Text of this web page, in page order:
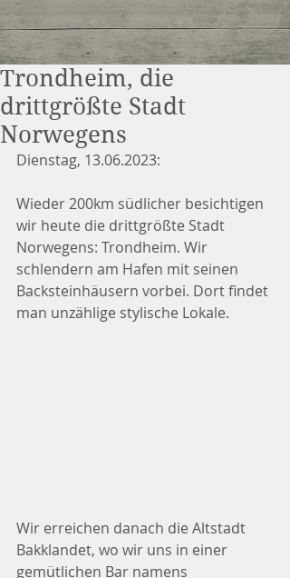
Trondheim, die
drittgrößte Stadt
Norwegens
Dienstag, 13.06.2023:
Wieder 200km südlicher besichtigen
wir heute die drittgrößte Stadt
Norwegens: Trondheim. Wir
schlendern am Hafen mit seinen
Backsteinhäusern vorbei. Dort findet
man unzählige stylische Lokale.
Wir erreichen danach die Altstadt
Bakklandet, wo wir uns in einer
gemütlichen Bar namens